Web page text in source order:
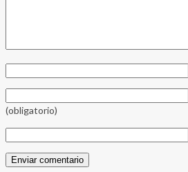
(obligatorio)